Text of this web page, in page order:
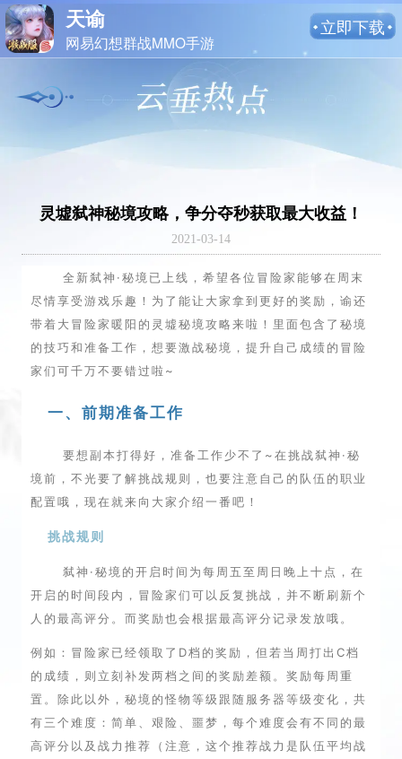
天谕
网易幻想群战MMO手游
立即下载
灵墟弑神秘境攻略，争分夺秒获取最大收益！
2021-03-14
全新弑神·秘境已上线，希望各位冒险家能够在周末
尽情享受游戏乐趣！为了能让大家拿到更好的奖励，谕还
带着大冒险家暖阳的灵墟秘境攻略来啦！里面包含了秘境
的技巧和准备工作，想要激战秘境，提升自己成绩的冒险
家们可千万不要错过啦~
一、前期准备工作
要想副本打得好，准备工作少不了~在挑战弑神·秘
境前，不光要了解挑战规则，也要注意自己的队伍的职业
配置哦，现在就来向大家介绍一番吧！
挑战规则
弑神·秘境的开启时间为每周五至周日晚上十点，在
开启的时间段内，冒险家们可以反复挑战，并不断刷新个
人的最高评分。而奖励也会根据最高评分记录发放哦。
例如：冒险家已经领取了D档的奖励，但若当周打出C档
的成绩，则立刻补发两档之间的奖励差额。奖励每周重
置。除此以外，秘境的怪物等级跟随服务器等级变化，共
有三个难度：简单、艰险、噩梦，每个难度会有不同的最
高评分以及战力推荐（注意，这个推荐战力是队伍平均战